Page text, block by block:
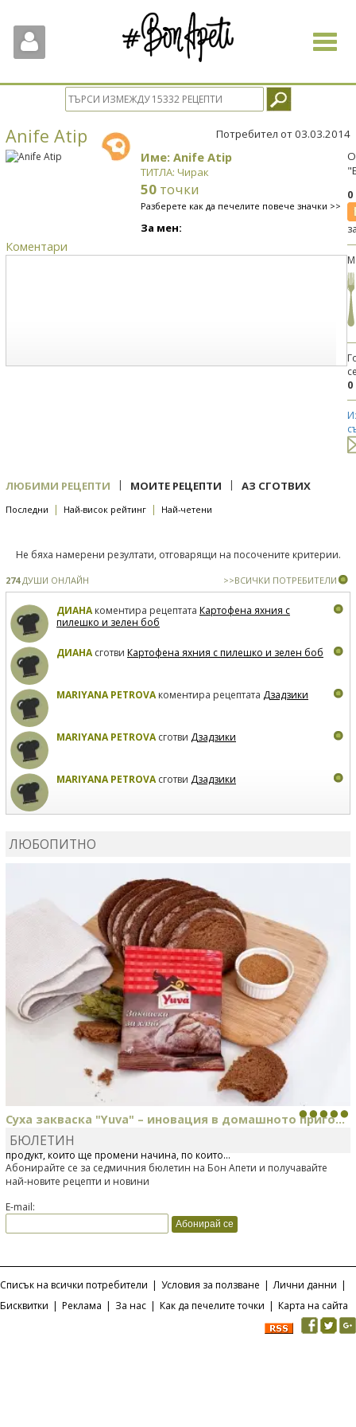
Toggle
Anife Atip Потребител от 03.03.2014
Име: Anife Atip
ТИТЛА: Чирак
50 точки
Разберете как да печелите повече значки >>
За мен:
Коментари
0
ЛЮБИМИ РЕЦЕПТИ | МОИТЕ РЕЦЕПТИ | АЗ СГОТВИХ
Последни | Най-висок рейтинг | Най-четени
Не бяха намерени резултати, отговарящи на посочените критерии.
274ДУШИ ОНЛАЙН >>ВСИЧКИ ПОТРЕБИТЕЛИ
ДИАНАкоментира рецептата Картофена яхния с
пилешко и зелен боб
ДИАНАсготви Картофена яхния с пилешко и зелен боб
MARIYANA PETROVAкоментира рецептата Дзадзики
MARIYANA PETROVAсготви Дзадзики
MARIYANA PETROVAсготви Дзадзики
ЛЮБОПИТНО
Суха закваска "Yuva" – иновация в домашното приго...
Отскоро Лесафр България стартира предлагането на изцяло нов
продукт, който ще промени начина, по който...
БЮЛЕТИН
Абонирайте се за седмичния бюлетин на Бон Апети и получавайте
най-новите рецепти и новини
E-mail:
Списък на всички потребители | Условия за ползване | Лични данни |
Бисквитки | Реклама | За нас | Как да печелите точки | Карта на сайта